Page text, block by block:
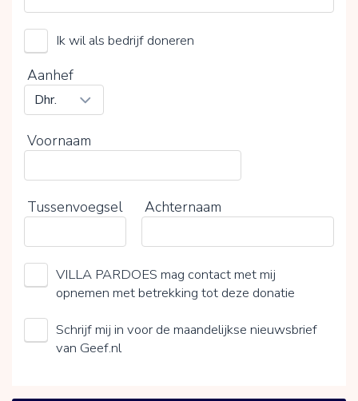
Kies je vrijwillige bijdrage
0%
Ik wil als bedrijf doneren
Aanhef
Voornaam
Tussenvoegsel Achternaam
VILLA PARDOES mag contact met mij
opnemen met betrekking tot deze donatie
Schrijf mij in voor de maandelijkse nieuwsbrief
van Geef.nl